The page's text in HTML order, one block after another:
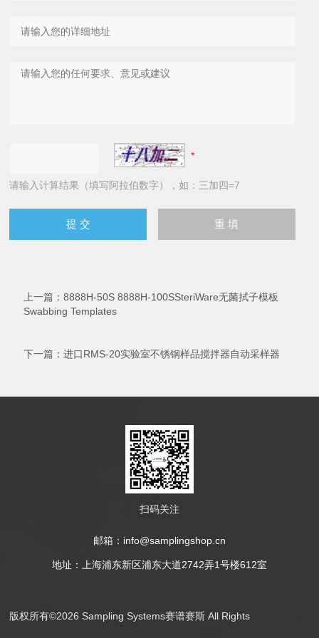
请输入计算结果（填写阿拉伯数字），如：三加四=7
上一篇：8888H-50S 8888H-100SSteriWare无菌拭子模板
Swabbing Templates
下一篇：进口RMS-20实验室不锈钢样品搅拌器自动采样器
扫码关注
邮箱：info@samplingshop.cn
地址：上海浦东新区浦东大道2742弄1号楼612室
版权所有©2026 Sampling Systems赛谱赛斯 All Rights